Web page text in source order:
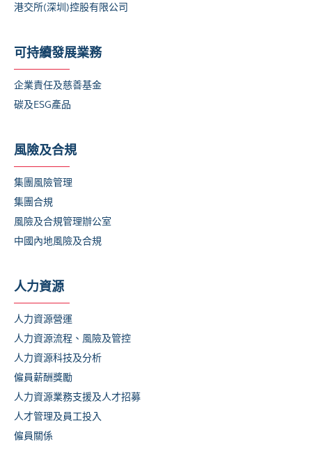
港交所(深圳)控股有限公司
可持續發展業務
企業責任及慈善基金
碳及ESG產品
風險及合規
集團風險管理
集團合規
風險及合規管理辦公室
中國內地風險及合規
人力資源
人力資源營運
人力資源流程、風險及管控
人力資源科技及分析
僱員薪酬獎勵
人力資源業務支援及人才招募
人才管理及員工投入
僱員關係